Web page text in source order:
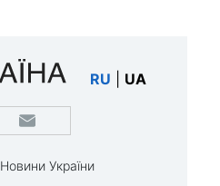
RU UA
Новини України